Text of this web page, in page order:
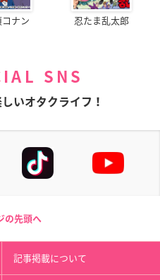
ナン 忍たま乱太郎
SNS
いオタクライフ！
の先頭へ
記事掲載について